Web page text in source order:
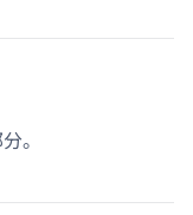
。